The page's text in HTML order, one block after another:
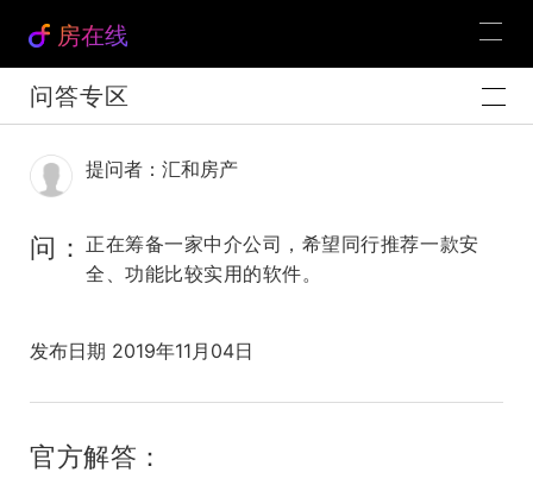
房在线
问答专区
提问者：汇和房产
问： 正在筹备一家中介公司，希望同行推荐一款安
全、功能比较实用的软件。
发布日期 2019年11月04日
官方解答：